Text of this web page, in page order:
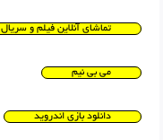
تماشای آنلاین فیلم و سریال
می بی نیم
دانلود بازی اندروید